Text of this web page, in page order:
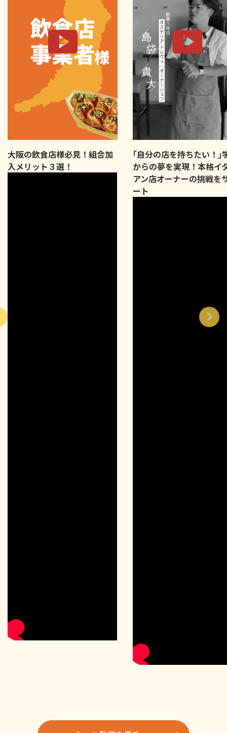
大阪の飲食店様必見！組合加
入メリット３選！
｢自分の店を持ちたい！｣
からの夢を実現！本格イ
アン店オーナーの挑戦を
ート